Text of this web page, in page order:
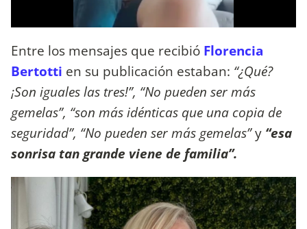
Entre los mensajes que recibió Florencia
Bertotti en su publicación estaban: “¿Qué?
¡Son iguales las tres!”, “No pueden ser más
gemelas”, “son más idénticas que una copia de
seguridad”, “No pueden ser más gemelas”y “esa
sonrisa tan grande viene de familia”.